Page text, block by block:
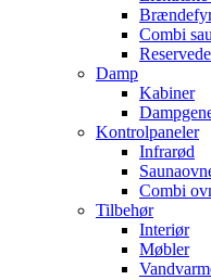
Combi
Damp
Kabiner
Kontrolpaneler
Infrarød
Combi
Tilbehør
Interiør
Møbler